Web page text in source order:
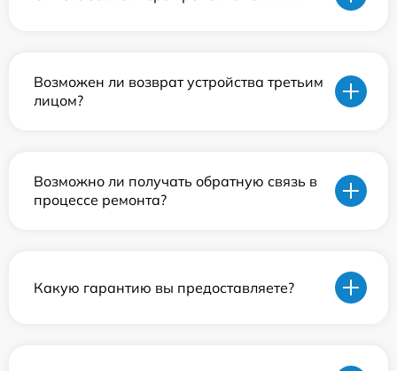
Возможен ли возврат устройства третьим
лицом?
Возможно ли получать обратную связь в
процессе ремонта?
Какую гарантию вы предоставляете?